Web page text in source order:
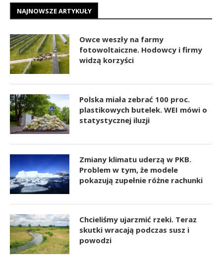
NAJNOWSZE ARTYKUŁY
Owce weszły na farmy
fotowoltaiczne. Hodowcy i firmy
widzą korzyści
Polska miała zebrać 100 proc.
plastikowych butelek. WEI mówi o
statystycznej iluzji
Zmiany klimatu uderzą w PKB.
Problem w tym, że modele
pokazują zupełnie różne rachunki
Chcieliśmy ujarzmić rzeki. Teraz
skutki wracają podczas susz i
powodzi